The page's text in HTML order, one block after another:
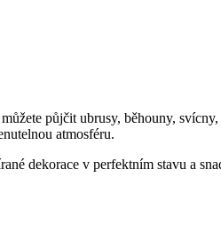
půjčit ubrusy, běhouny,
atmosféru.
dekorace v perfektním stavu a